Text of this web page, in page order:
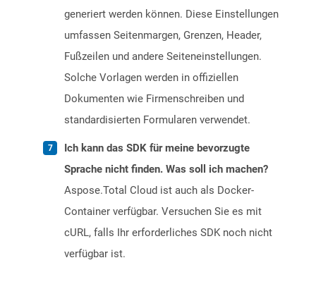
generiert werden können. Diese Einstellungen
umfassen Seitenmargen, Grenzen, Header,
Fußzeilen und andere Seiteneinstellungen.
Solche Vorlagen werden in offiziellen
Dokumenten wie Firmenschreiben und
standardisierten Formularen verwendet.
Ich kann das SDK für meine bevorzugte
Sprache nicht finden. Was soll ich machen?
Aspose.Total Cloud ist auch als Docker-
Container verfügbar. Versuchen Sie es mit
cURL, falls Ihr erforderliches SDK noch nicht
verfügbar ist.